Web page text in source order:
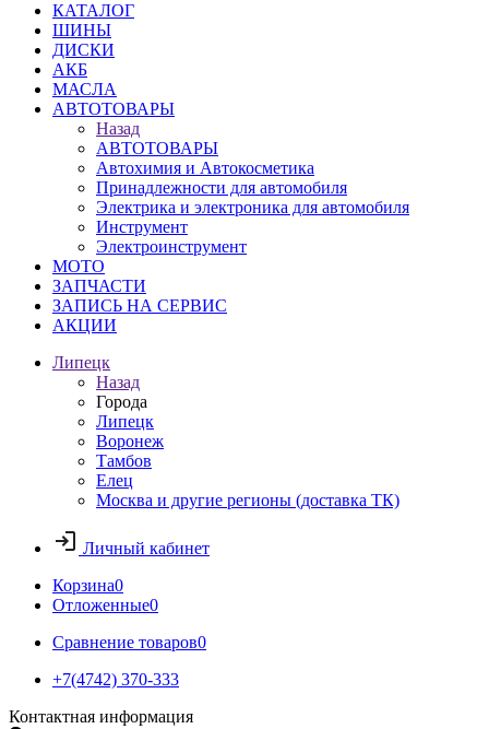
КАТАЛОГ
ШИНЫ
ДИСКИ
АКБ
МАСЛА
АВТОТОВАРЫ
Назад
АВТОТОВАРЫ
Автохимия и Автокосметика
Принадлежности для автомобиля
Электрика и электроника для автомобиля
Инструмент
Электроинструмент
МОТО
ЗАПЧАСТИ
ЗАПИСЬ НА СЕРВИС
АКЦИИ
Липецк
Назад
Города
Липецк
Воронеж
Тамбов
Елец
Москва и другие регионы (доставка ТК)
Личный кабинет
Корзина0
Отложенные0
Сравнение товаров0
+7(4742) 370-333
Контактная информация